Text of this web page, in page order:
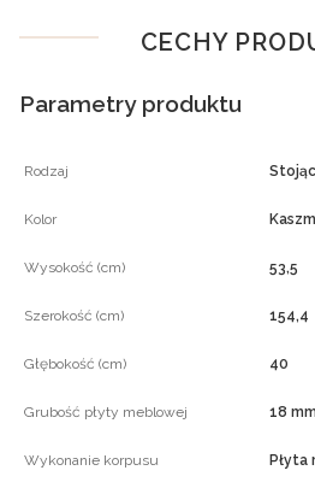
CECHY
Parametry produktu
Rodzaj
Kolor
Wysokość (cm) 53,5
Szerokość (cm) 154,4
Głębokość (cm) 40
Grubość płyty meblowej 18 mm
Wykonanie korpusu Płyta